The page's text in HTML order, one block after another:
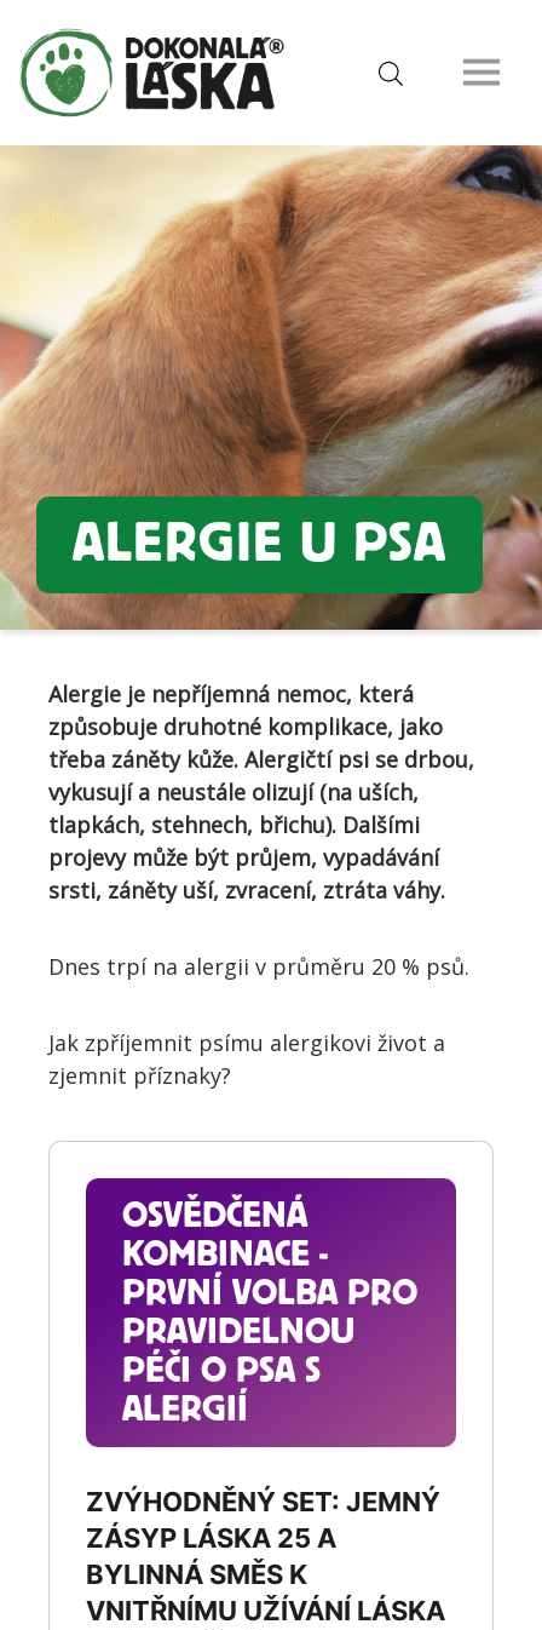
ALERGIE U PSA
Alergie je nepříjemná nemoc, která
způsobuje druhotné komplikace, jako
třeba záněty kůže. Alergičtí psi se drbou,
vykusují a neustále olizují (na uších,
tlapkách, stehnech, břichu). Dalšími
projevy může být průjem, vypadávání
srsti, záněty uší, zvracení, ztráta váhy.
Dnes trpí na alergii v průměru 20 % psů.
Jak zpříjemnit psímu alergikovi život a
zjemnit příznaky?
OSVĚDČENÁ
KOMBINACE -
PRVNÍ VOLBA PRO
PRAVIDELNOU
PÉČI O PSA S
ALERGIÍ
ZVÝHODNĚNÝ SET: JEMNÝ
ZÁSYP LÁSKA 25 A
BYLINNÁ SMĚS K
VNITŘNÍMU UŽÍVÁNÍ LÁSKA